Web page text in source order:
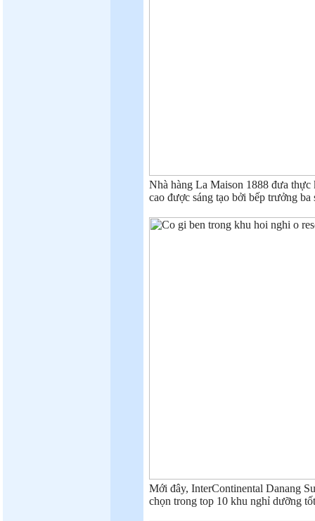
Nhà hàng La Maison 1888 đưa
cao được sáng tạo bởi bếp trưởng
Mới đây, InterContinental Danang
chọn trong top 10 khu nghỉ dưỡng